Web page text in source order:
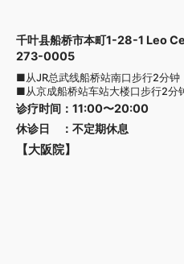
千叶县船桥市本町1-28-1 Leo
273-0005
■从JR总武线船桥站南口步行2分钟
■从京成船桥站车站大楼口步行2分
诊疗时间 ： 11:00〜20:00
休诊日
： 不定期休息
【大阪院】